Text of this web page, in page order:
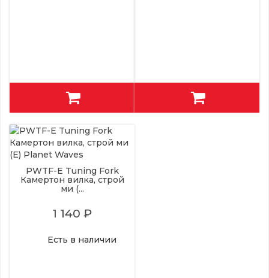
PWTF-E Tuning Fork
Камертон вилка, строй
ми (...
1 140 ₽
Есть в наличии